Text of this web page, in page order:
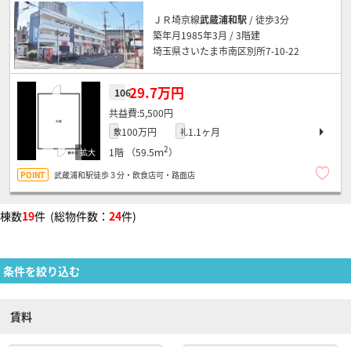
ＪＲ埼京線武蔵浦和駅 / 徒歩3分
築年月1985年3月 / 3階建
埼玉県さいたま市南区別所7-10-22
10629.7万円
5,500円
敷100万円 礼1.1ヶ月
1階
（59.5ｍ2）
武蔵浦和駅徒歩３分・飲食店可・路面店
棟数19件 (総物件数： 24件)
条件を絞り込む
賃料